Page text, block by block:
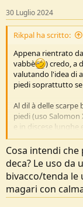
s
:
30 Luglio 2024
Rikpal ha scritto:
Appena rientrato
vabbè
) credo, a
valutando l'idea di
piedi soprattutto
Al dil à delle scarpe
piedi (uso Salomon
e in discese
I 7 giorni appena
(diventato
tallone) e con
dita per
Pur avendo gestito
scarpe anche da
Cosa intendi
deca? Le uso da
bivacco/tenda le
magari con